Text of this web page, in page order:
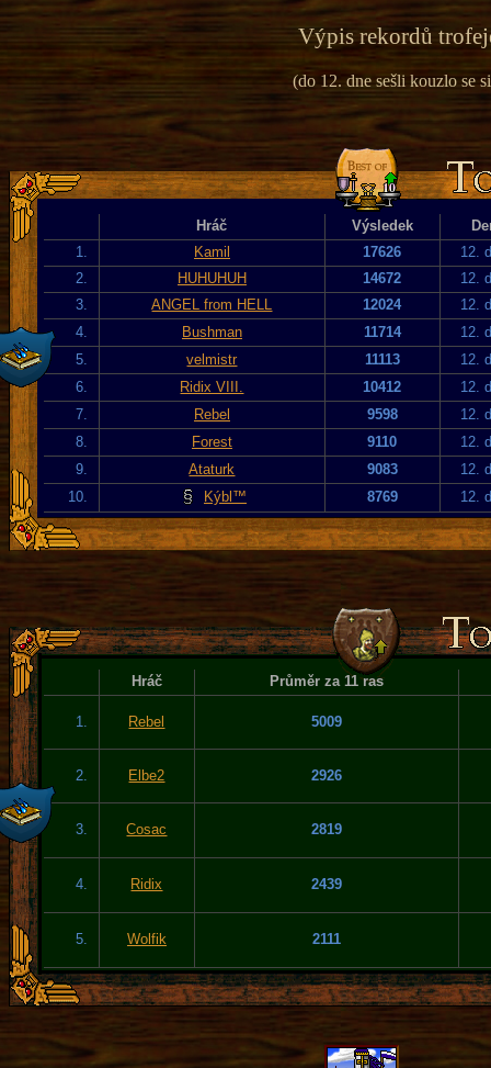
Výpis rekordů
(do 12. dne sešli kouzlo se
Hráč Výsledek
1.
Kamil 17626
12.
2.
HUHUHUH 14672
12.
3.
ANGEL from HELL 12024
12.
4.
Bushman 11714
12.
5.
velmistr 11113
12.
6.
Ridix VIII. 10412
12.
7.
Rebel 9598
12.
8.
Forest 9110
12.
9.
Ataturk 9083
12.
10.
Kýbl™ 8769 12.
Hráč Průměr za 11 ras
1. Rebel 5009
2. Elbe2 2926
3. Cosac 2819
4. Ridix 2439
5. Wolfik 2111